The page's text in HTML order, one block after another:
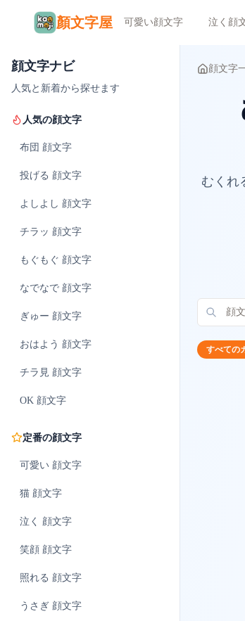
顏文字屋 可愛い顔文字 泣く顔
顔文字ナビ
人気と新着から探せます
人気の顔文字
布団 顔文字
投げる 顔文字
よしよし 顔文字
チラッ 顔文字
もぐもぐ 顔文字
なでなで 顔文字
ぎゅー 顔文字
おはよう 顔文字
チラ見 顔文字
OK 顔文字
定番の顔文字
可愛い 顔文字
猫 顔文字
泣く 顔文字
笑顔 顔文字
照れる 顔文字
うさぎ 顔文字
顔文字
むくれ
すべての